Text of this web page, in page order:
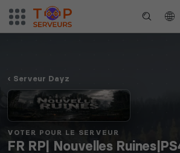
Serveur Dayz
VOTER POUR LE SERVEUR
FR RP| Nouvelles